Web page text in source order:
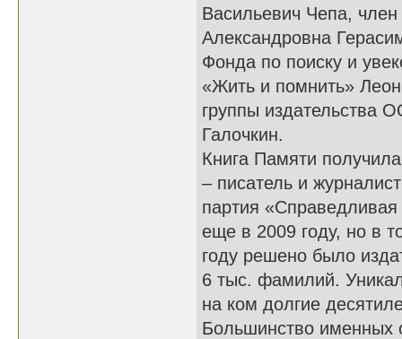
Васильевич Чепа, член
Александровна
Фонда по поиску и
«Жить и помнить»
группы издательства
Галочкин.
Книга Памяти
– писатель и
партия
еще в 2009 году, но в
году решено было
6 тыс. фамилий.
на ком долгие
Большинство именных